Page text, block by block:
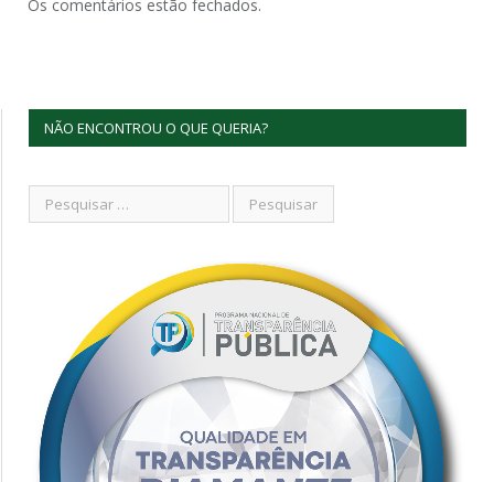
Os comentários estão fechados.
NÃO ENCONTROU O QUE QUERIA?